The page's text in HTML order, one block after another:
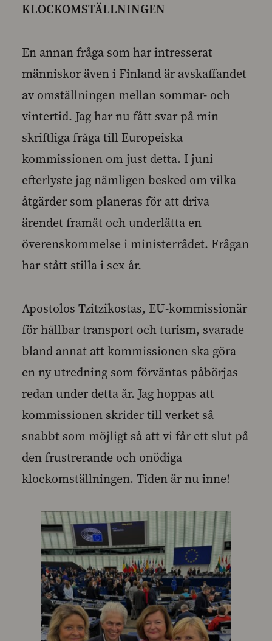
KLOCKOMSTÄLLNINGEN
En annan fråga som har intresserat
människor även i Finland är avskaffandet
av omställningen mellan sommar- och
vintertid. Jag har nu fått svar på min
skriftliga fråga till Europeiska
kommissionen om just detta. I juni
efterlyste jag nämligen besked om vilka
åtgärder som planeras för att driva
ärendet framåt och underlätta en
överenskommelse i ministerrådet. Frågan
har stått stilla i sex år.
Apostolos Tzitzikostas, EU-kommissionär
för hållbar transport och turism, svarade
bland annat att kommissionen ska göra
en ny utredning som förväntas påbörjas
redan under detta år. Jag hoppas att
kommissionen skrider till verket så
snabbt som möjligt så att vi får ett slut på
den frustrerande och onödiga
klockomställningen. Tiden är nu inne!